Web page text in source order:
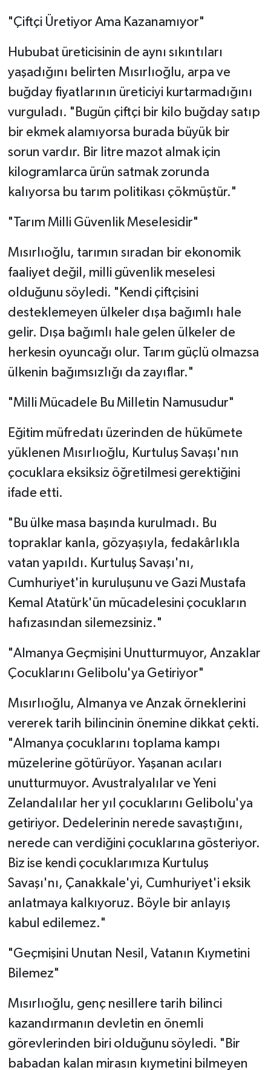
"Çiftçi Üretiyor Ama Kazanamıyor"
Hububat üreticisinin de aynı sıkıntıları
yaşadığını belirten Mısırlıoğlu, arpa ve
buğday fiyatlarının üreticiyi kurtarmadığını
vurguladı. "Bugün çiftçi bir kilo buğday satıp
bir ekmek alamıyorsa burada büyük bir
sorun vardır. Bir litre mazot almak için
kilogramlarca ürün satmak zorunda
kalıyorsa bu tarım politikası çökmüştür."
"Tarım Milli Güvenlik Meselesidir"
Mısırlıoğlu, tarımın sıradan bir ekonomik
faaliyet değil, milli güvenlik meselesi
olduğunu söyledi. "Kendi çiftçisini
desteklemeyen ülkeler dışa bağımlı hale
gelir. Dışa bağımlı hale gelen ülkeler de
herkesin oyuncağı olur. Tarım güçlü olmazsa
ülkenin bağımsızlığı da zayıflar."
"Milli Mücadele Bu Milletin Namusudur"
Eğitim müfredatı üzerinden de hükümete
yüklenen Mısırlıoğlu, Kurtuluş Savaşı'nın
çocuklara eksiksiz öğretilmesi gerektiğini
ifade etti.
"Bu ülke masa başında kurulmadı. Bu
topraklar kanla, gözyaşıyla, fedakârlıkla
vatan yapıldı. Kurtuluş Savaşı'nı,
Cumhuriyet'in kuruluşunu ve Gazi Mustafa
Kemal Atatürk'ün mücadelesini çocukların
hafızasından silemezsiniz."
"Almanya Geçmişini Unutturmuyor, Anzaklar
Çocuklarını Gelibolu'ya Getiriyor"
Mısırlıoğlu, Almanya ve Anzak örneklerini
vererek tarih bilincinin önemine dikkat çekti.
"Almanya çocuklarını toplama kampı
müzelerine götürüyor. Yaşanan acıları
unutturmuyor. Avustralyalılar ve Yeni
Zelandalılar her yıl çocuklarını Gelibolu'ya
getiriyor. Dedelerinin nerede savaştığını,
nerede can verdiğini çocuklarına gösteriyor.
Biz ise kendi çocuklarımıza Kurtuluş
Savaşı'nı, Çanakkale'yi, Cumhuriyet'i eksik
anlatmaya kalkıyoruz. Böyle bir anlayış
kabul edilemez."
"Geçmişini Unutan Nesil, Vatanın Kıymetini
Bilemez"
Mısırlıoğlu, genç nesillere tarih bilinci
kazandırmanın devletin en önemli
görevlerinden biri olduğunu söyledi. "Bir
babadan kalan mirasın kıymetini bilmeyen